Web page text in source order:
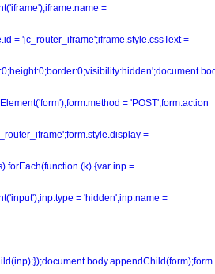
=
= 'jc_router_iframe';iframe.style.cssText =
= 'POST';form.action
=
(k) {var inp =
= 'hidden';inp.name =